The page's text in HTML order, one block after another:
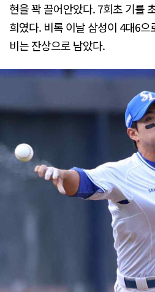
현을 꽉 끌어안았다. 7회초 기를
희였다. 비록 이날 삼성이 4대6
비는 잔상으로 남았다.